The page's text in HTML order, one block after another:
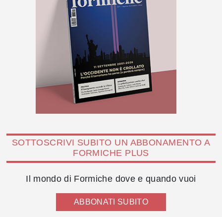
SOTTOSCRIVI SUBITO UN ABBONAMENTO A
FORMICHE PLUS
Il mondo di Formiche dove e quando vuoi
ABBONATI SUBITO